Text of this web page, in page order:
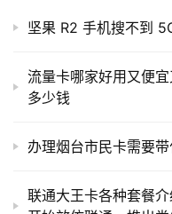
坚果 R2 手机搜不到
流量卡哪家好用又便
多少钱
办理烟台市民卡需要
联通大王卡各种套餐